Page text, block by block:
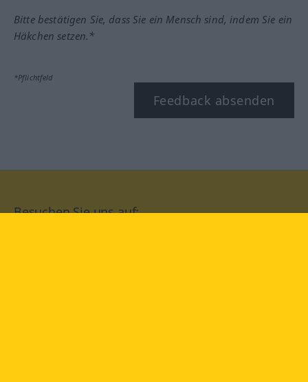
Bitte bestätigen Sie, dass Sie ein Mensch sind, indem Sie ein
Häkchen setzen.*
*Pflichtfeld
Feedback absenden
Besuchen Sie uns auf: